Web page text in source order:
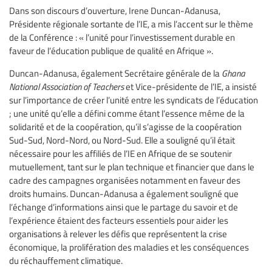
Dans son discours d’ouverture, Irene Duncan-Adanusa,
Présidente régionale sortante de l’IE, a mis l’accent sur le thème
de la Conférence : « l’unité pour l’investissement durable en
faveur de l’éducation publique de qualité en Afrique ».
Duncan-Adanusa, également Secrétaire générale de la Ghana
National Association of Teacherset Vice-présidente de l’IE, a insisté
sur l’importance de créer l’unité entre les syndicats de l’éducation
; une unité qu’elle a défini comme étant l’essence même de la
solidarité et de la coopération, qu’il s’agisse de la coopération
Sud-Sud, Nord-Nord, ou Nord-Sud. Elle a souligné qu’il était
nécessaire pour les affiliés de l’IE en Afrique de se soutenir
mutuellement, tant sur le plan technique et financier que dans le
cadre des campagnes organisées notamment en faveur des
droits humains. Duncan-Adanusa a également souligné que
l’échange d’informations ainsi que le partage du savoir et de
l’expérience étaient des facteurs essentiels pour aider les
organisations à relever les défis que représentent la crise
économique, la prolifération des maladies et les conséquences
du réchauffement climatique.